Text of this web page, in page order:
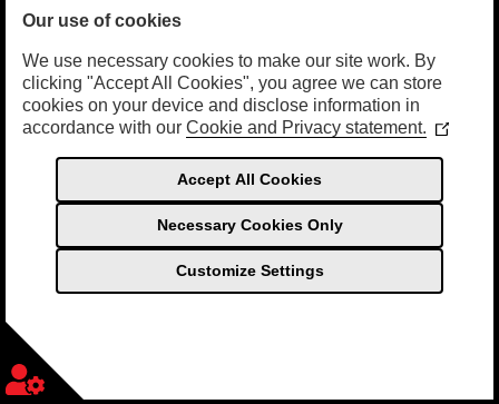
Our use of cookies
We use necessary cookies to make our site work. By
clicking "Accept All Cookies", you agree we can store
cookies on your device and disclose information in
accordance with our Cookie and Privacy statement. (Opens
in
new
Accept All Cookies
Necessary Cookies Only
Customize Settings
Blog
LEGAL
Política de privacidad